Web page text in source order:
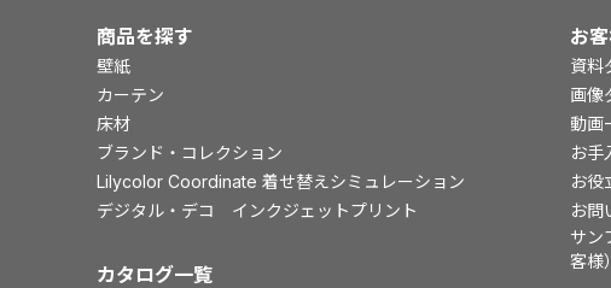
商品を探す
壁紙
カーテン
床材
ブランド・コレクション
Lilycolor Coordinate 着せ替えシミュレーション
デジタル・デコ インクジェットプリント
カタログ一覧
お
資料
画像
動画
お手
お役
お問
サン
客様）